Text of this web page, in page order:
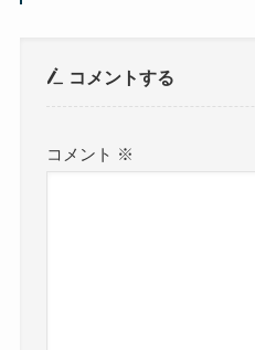
コメントする
コメント ※